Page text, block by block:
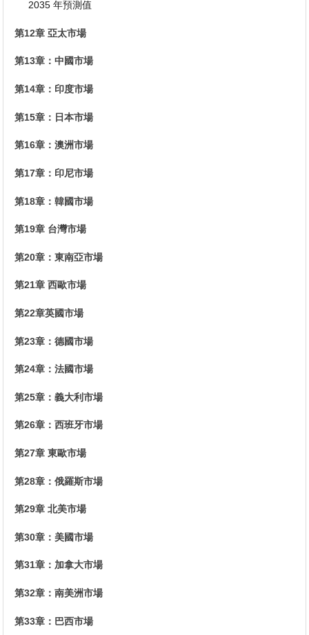
2035 年預測值
第12章 亞太市場
第13章：中國市場
第14章：印度市場
第15章：日本市場
第16章：澳洲市場
第17章：印尼市場
第18章：韓國市場
第19章 台灣市場
第20章：東南亞市場
第21章 西歐市場
第22章英國市場
第23章：德國市場
第24章：法國市場
第25章：義大利市場
第26章：西班牙市場
第27章 東歐市場
第28章：俄羅斯市場
第29章 北美市場
第30章：美國市場
第31章：加拿大市場
第32章：南美洲市場
第33章：巴西市場